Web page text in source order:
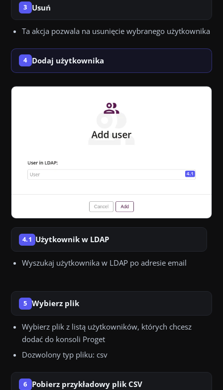
3 Usuń
Ta akcja pozwala na usunięcie wybranego użytkownika
4 Dodaj użytkownika
4.1 Użytkownik w LDAP
Wyszukaj użytkownika w LDAP po adresie email
5 Wybierz plik
Wybierz plik z listą użytkowników, których chcesz
dodać do konsoli Proget
Dozwolony typ pliku: csv
6 Pobierz przykładowy plik CSV